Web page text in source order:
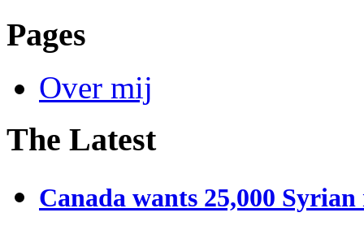
Pages
Over mij
The Latest
Canada wants 25,000 Syrian